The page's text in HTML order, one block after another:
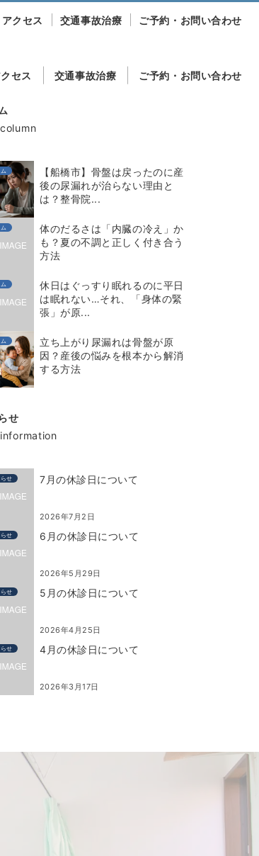
セス 交通事故治療 ご予約・お問い合わせ
アクセス 交通事故治療 ご予約・お問い合わせ
column
【船橋市】骨盤は戻ったのに産
後の尿漏れが治らない理由と
は？整骨院...
体のだるさは「内臓の冷え」か
も？夏の不調と正しく付き合う
方法
休日はぐっすり眠れるのに平日
は眠れない…それ、「身体の緊
張」が原...
立ち上がり尿漏れは骨盤が原
因？産後の悩みを根本から解消
する方法
せ
information
せ 7月の休診日について
2026年7月2日
せ 6月の休診日について
2026年5月29日
せ 5月の休診日について
2026年4月25日
せ 4月の休診日について
2026年3月17日